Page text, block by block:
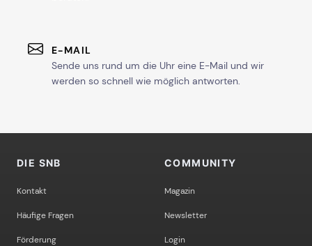
E-MAIL
Sende uns rund um die Uhr eine E-Mail und wir
werden so schnell wie möglich antworten.
DIE SNB
Kontakt
Häufige Fragen
Förderung
COMMUNITY
Magazin
Newsletter
Login